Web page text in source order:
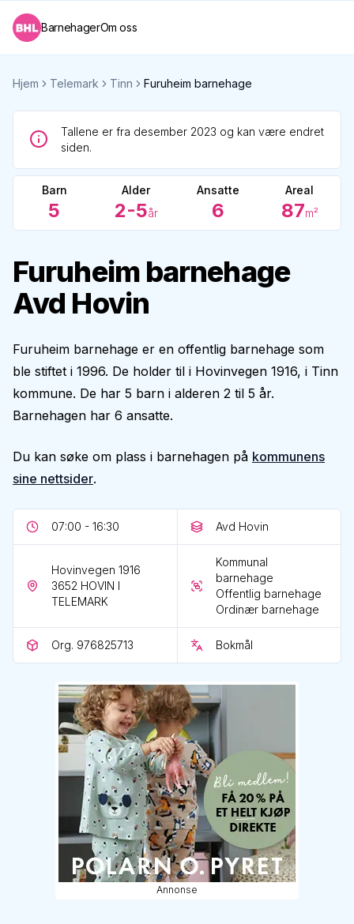
BarnehagerOm oss
Hjem Telemark Tinn Furuheim barnehage
Tallene er fra desember 2023 og kan være endret
siden.
Barn
5
Alder
2-5år
Ansatte
6
Areal
87m²
Furuheim barnehage
Avd Hovin
Furuheim barnehage er en offentlig barnehage som
ble stiftet i 1996. De holder til i Hovinvegen 1916, i Tinn
kommune. De har 5 barn i alderen 2 til 5 år.
Barnehagen har 6 ansatte.
Du kan søke om plass i barnehagen på kommunens
sine nettsider.
07:00 - 16:30 Avd Hovin
Hovinvegen 1916
3652 HOVIN I
TELEMARK
Kommunal
barnehage
Offentlig barnehage
Ordinær barnehage
Org. 976825713 Bokmål
Annonse